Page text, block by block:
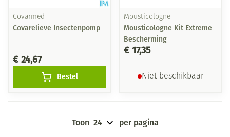
Covarmed
Covarelieve Insectenpomp
€ 24,67
Bestel
Mousticologne
Mousticologne Kit Extreme
Bescherming
€ 17,35
Niet beschikbaar
Toon per pagina